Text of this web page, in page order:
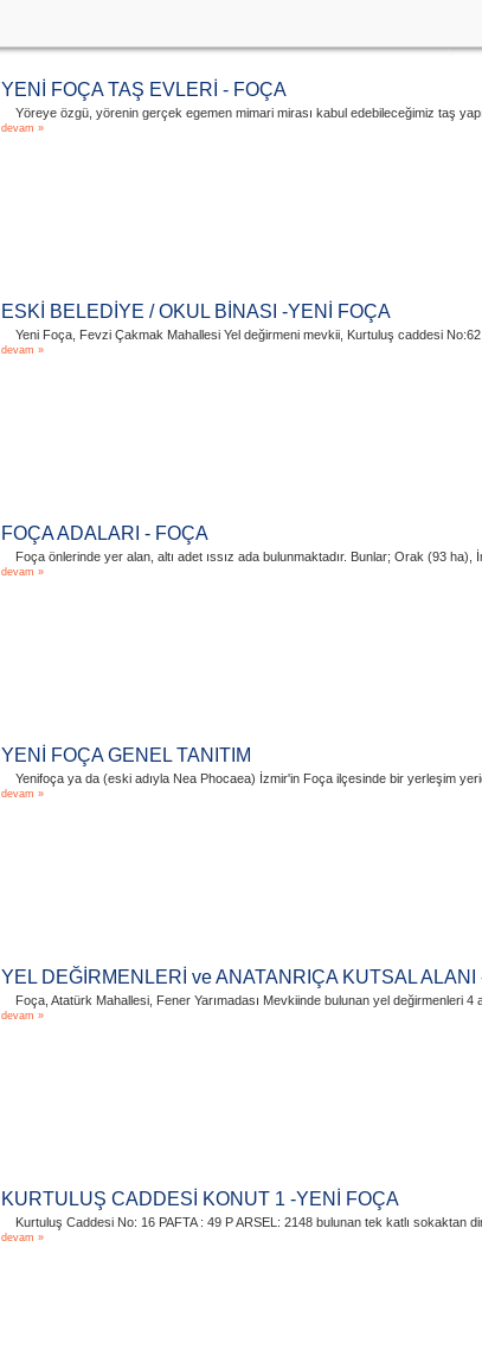
YENİ FOÇA TAŞ EVLERİ - FOÇA
Yöreye özgü, yörenin gerçek egemen mimari mirası kabul edebileceğimiz taş
devam »
ESKİ BELEDİYE / OKUL BİNASI -YENİ FOÇA
Yeni Foça, Fevzi Çakmak Mahallesi Yel değirmeni mevkii, Kurtuluş caddesi No:62
devam »
FOÇA ADALARI - FOÇA
Foça önlerinde yer alan, altı adet ıssız ada bulunmaktadır. Bunlar; Orak (93
devam »
YENİ FOÇA GENEL TANITIM
Yenifoça ya da (eski adıyla Nea Phocaea) İzmir'in Foça ilçesinde bir yerleşim
devam »
YEL DEĞİRMENLERİ ve ANATANRIÇA KUTSAL ALANI
Foça, Atatürk Mahallesi, Fener Yarımadası Mevkiinde bulunan yel değirmenleri
devam »
KURTULUŞ CADDESİ KONUT 1 -YENİ FOÇA
Kurtuluş Caddesi No: 16 PAFTA : 49 P ARSEL: 2148 bulunan tek katlı sokaktan
devam »